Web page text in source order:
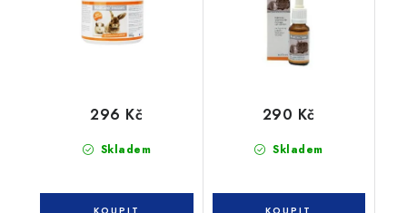
Skladem
296 Kč
Skladem
290 Kč